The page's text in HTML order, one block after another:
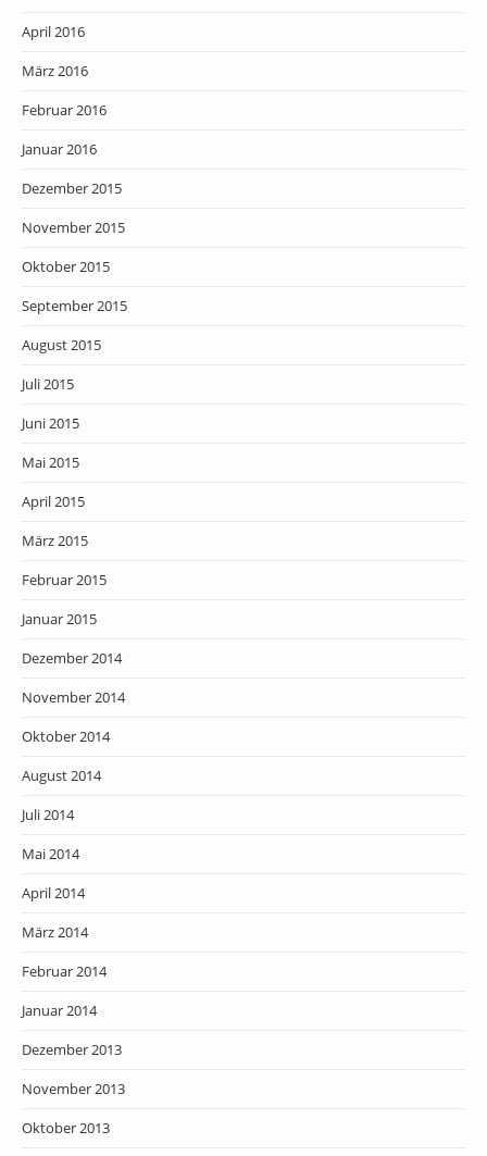
April 2016
März 2016
Februar 2016
Januar 2016
Dezember 2015
November 2015
Oktober 2015
September 2015
August 2015
Juli 2015
Juni 2015
Mai 2015
April 2015
März 2015
Februar 2015
Januar 2015
Dezember 2014
November 2014
Oktober 2014
August 2014
Juli 2014
Mai 2014
April 2014
März 2014
Februar 2014
Januar 2014
Dezember 2013
November 2013
Oktober 2013